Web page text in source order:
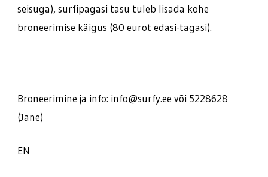
seisuga), surfipagasi tasu tuleb lisada kohe
broneerimise käigus (80 eurot edasi-tagasi).
Broneerimine ja info: info@surfy.ee või 5228628
(Jane)
EN